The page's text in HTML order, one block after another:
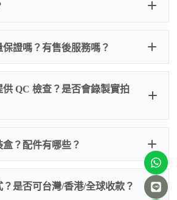
證嗎？有售後服務嗎？
三年
人為事故我們只收更換配件
宜，大多數兩位數，貴一點也就一
QC 檢查？是否會錄製實拍
？配件有哪些？
普通盒子，如果需要原裝盒子可
選擇原裝盒子附屬配件：原裝盒
是否可台灣/香港/全球收款？